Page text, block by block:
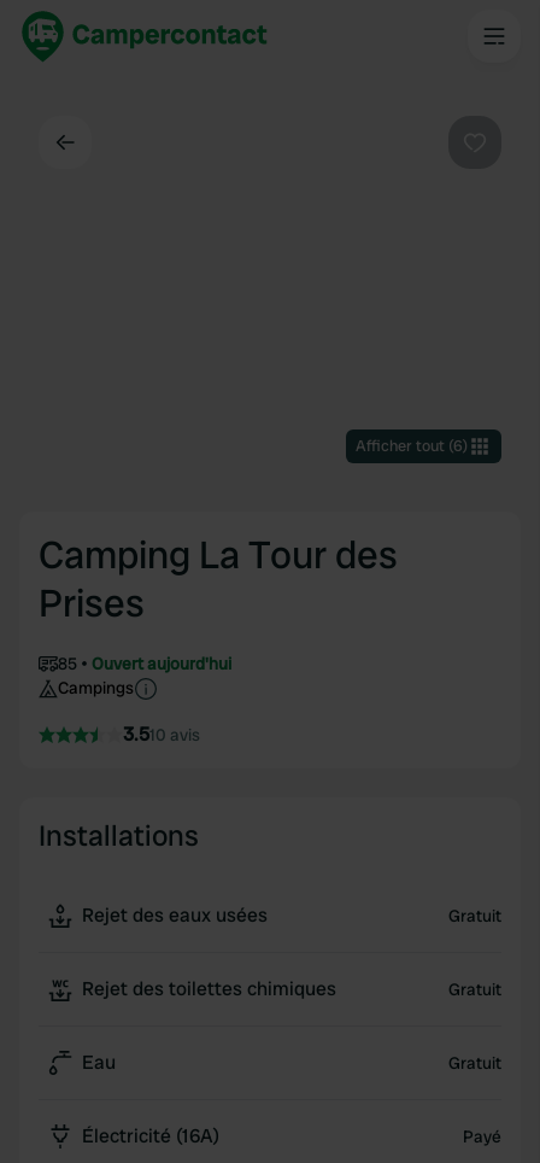
Afficher tout(6)
Camping La Tour des
Prises
85
Ouvert aujourd'hui
Campings
3.510 avis
Installations
Rejet des eaux usées Gratuit
Rejet des toilettes chimiques Gratuit
Eau Gratuit
Électricité (16A) Payé